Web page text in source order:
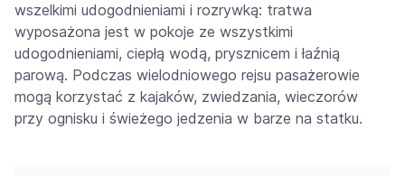
wszelkimi udogodnieniami i rozrywką: tratwa
wyposażona jest w pokoje ze wszystkimi
udogodnieniami, ciepłą wodą, prysznicem i łaźnią
parową. Podczas wielodniowego rejsu pasażerowie
mogą korzystać z kajaków, zwiedzania, wieczorów
przy ognisku i świeżego jedzenia w barze na statku.